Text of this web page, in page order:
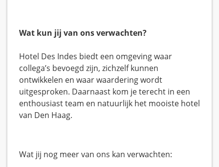
Wat kun jij van ons verwachten?
Hotel Des Indes biedt een omgeving waar
collega’s bevoegd zijn, zichzelf kunnen
ontwikkelen en waar waardering wordt
uitgesproken. Daarnaast kom je terecht in een
enthousiast team en natuurlijk het mooiste hotel
van Den Haag.
Wat jij nog meer van ons kan verwachten: